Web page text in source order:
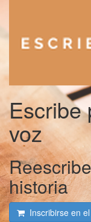
Escribe
voz
historia
Inscribirse en